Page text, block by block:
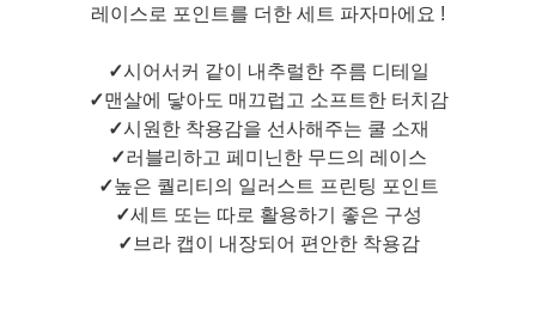
레이스로 포인트를 더한 세트 파자마에요 !
✓시어서커 같이 내추럴한 주름 디테일
✓맨살에 닿아도 매끄럽고 소프트한 터치감
✓시원한 착용감을 선사해주는 쿨 소재
✓러블리하고 페미닌한 무드의 레이스
✓높은 퀄리티의 일러스트 프린팅 포인트
✓세트 또는 따로 활용하기 좋은 구성
✓ 브라 캡이 내장되어 편안한 착용감